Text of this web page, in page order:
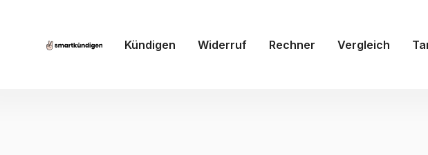
Kündigen Widerruf Rechner Vergleich